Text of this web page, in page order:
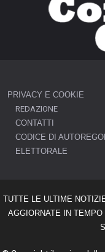
PRIVACY E COOKIE
REDAZIONE
CONTATTI
CODICE DI
ELETTORALE
TUTTE LE ULTIME
AGGIORNATE IN